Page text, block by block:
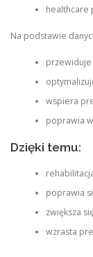
healthcare
Na podstawie
wspiera
poprawia
Dzięki temu:
poprawia
zwiększa
wzrasta